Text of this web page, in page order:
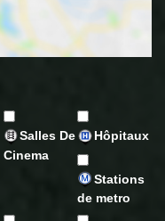
Salles De
Cinema
Hôpitaux
Stations
de metro